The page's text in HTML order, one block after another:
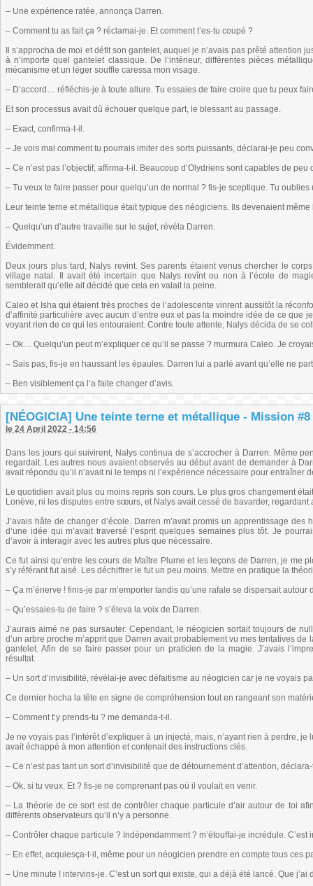
– Une expérience ratée, annonça Darren.
– Comment tu as fait ça ? réclamai-je. Et comment t’es-tu coupé ?
Il s’approcha de moi et défit son gantelet, auquel je n’avais pas prêté attention
à n’importe quel gantelet classique. De l’intérieur, différentes pièces
mécanisme et un léger souffle caressa mon visage.
– D’accord… réfléchis-je à toute allure. Tu essaies de faire croire que tu peux
Et son processus avait dû échouer quelque part, le blessant au passage.
– Exact, confirma-t-il.
– Je vois mal comment tu pourrais imiter des sorts puissants, déclarai-je peu
– Ce n’est pas l’objectif, affirma-t-il. Beaucoup d’Olydriens sont capables de peu
– Tu veux te faire passer pour quelqu’un de normal ? fis-je sceptique. Tu
Leur teinte terne et métallique était typique des néogiciens. Ils devenaient
– Quelqu’un d’autre travaille sur le sujet, révéla Darren.
Évidemment.
Deux jours plus tard, Nalys revint. Ses parents étaient venus chercher le
village natal. Il avait été incertain que Nalys revînt ou non à l’école de
semblerait qu’elle ait décidé que cela en valait la peine.
Caleo et Isha qui étaient très proches de l’adolescente vinrent aussitôt la
d’affinité particulière avec aucun d’entre eux et pas la moindre idée de ce
voyant rien de ce qui les entouraient. Contre toute attente, Nalys décida de se
– Ok… Quelqu’un peut m’expliquer ce qu’il se passe ? murmura Caleo. Je
– Sais pas, fis-je en haussant les épaules. Darren lui a parlé avant qu’elle ne
– Ben visiblement ça l’a faite changer d’avis.
[NÉOGICIA] Une teinte terne et métallique - Mission
le 24 April 2022 - 14:56
Dans les jours qui suivirent, Nalys continua de s’accrocher à Darren. Même
regardait. Les autres nous avaient observés au début avant de demander à
avait répondu qu’il n’avait ni le temps ni l’expérience nécessaire pour entraîner
Le quotidien avait plus ou moins repris son cours. Le plus gros changement
Lonève, ni les disputes entre sœurs, et Nalys avait cessé de bavarder,
J’avais hâte de changer d’école. Darren m’avait promis un apprentissage
d’une idée qui m’avait traversé l’esprit quelques semaines plus tôt. Je
d’avoir à interagir avec les autres plus que nécessaire.
Ce fut ainsi qu’entre les cours de Maître Plume et les leçons de Darren, je me
s’y référant fut aisé. Les déchiffrer le fut un peu moins. Mettre en pratique la
– Ça m’énerve ! finis-je par m’emporter tandis qu’une rafale se dispersait autour
– Qu’essaies-tu de faire ? s’éleva la voix de Darren.
J’aurais aimé ne pas sursauter. Cependant, le néogicien sortait toujours de
d’un arbre proche m’apprit que Darren avait probablement vu mes tentatives
gantelet. Afin de se faire passer pour un praticien de la magie. J’avais
résultat.
– Un sort d’invisibilité, révélai-je avec défaitisme au néogicien car je ne voyais
Ce dernier hocha la tête en signe de compréhension tout en rangeant son
– Comment t’y prends-tu ? me demanda-t-il.
Je ne voyais pas l’intérêt d’expliquer à un injecté, mais, n’ayant rien à perdre,
avait échappé à mon attention et contenait des instructions clés.
– Ce n’est pas tant un sort d’invisibilité que de détournement d’attention,
– Ok, si tu veux. Et ? fis-je ne comprenant pas où il voulait en venir.
– La théorie de ce sort est de contrôler chaque particule d’air autour de toi
différents observateurs qu’il n’y a personne.
– Contrôler chaque particule ? Indépendamment ? m’étouffai-je incrédule. C’est
– En effet, acquiesça-t-il, même pour un néogicien prendre en compte tous ces
– Une minute ! intervins-je. C’est un sort qui existe, qui a déjà été lancé. Que